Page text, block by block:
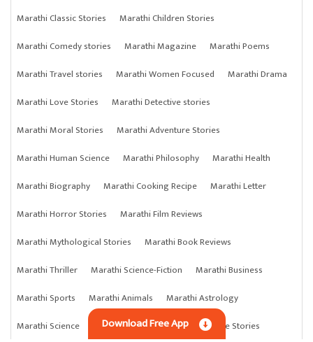
Marathi Classic Stories
Marathi Children Stories
Marathi Comedy stories
Marathi Magazine
Marathi Poems
Marathi Travel stories
Marathi Women Focused
Marathi Drama
Marathi Love Stories
Marathi Detective stories
Marathi Moral Stories
Marathi Adventure Stories
Marathi Human Science
Marathi Philosophy
Marathi Health
Marathi Biography
Marathi Cooking Recipe
Marathi Letter
Marathi Horror Stories
Marathi Film Reviews
Marathi Mythological Stories
Marathi Book Reviews
Marathi Thriller
Marathi Science-Fiction
Marathi Business
Marathi Sports
Marathi Animals
Marathi Astrology
Marathi Science
Marathi Anything Marathi Crime Stories
Download Free App